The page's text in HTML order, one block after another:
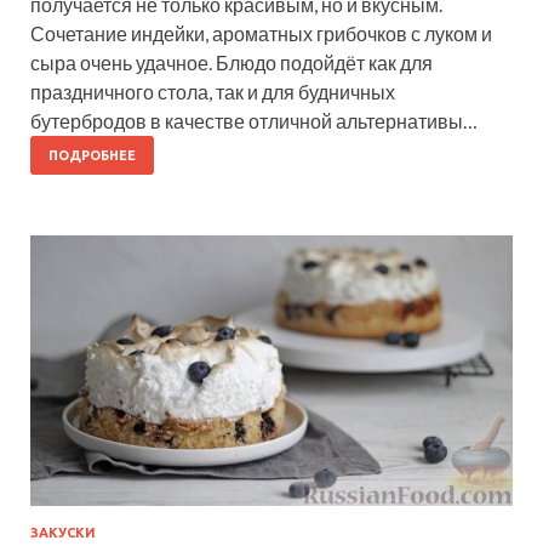
Сочетание индейки, ароматных грибочков с луком и
сыра очень удачное. Блюдо подойдёт как для
праздничного стола, так и для будничных
бутербродов в качестве отличной альтернативы…
ПОДРОБНЕЕ
ЗАКУСКИ